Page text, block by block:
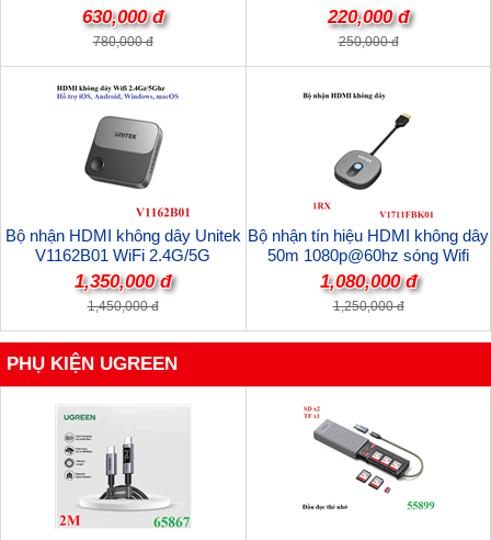
Bluetooth v5.1 Ugreen
15062/LP586 cao cấp
630,000 đ
780,000 đ
độ 5Gbps Ugreen 70610 cao cấp
(hỗ trợ 10TB)
220,000 đ
250,000 đ
Bộ nhận HDMI không dây Unitek
V1162B01 WiFi 2.4G/5G
4K@60Hz Kết nối Điện Thoại,
LapTop, Máy tính bảng lên Tivi, Hỗ
trợ Airplay, Samsung Dex
1,350,000 đ
1,450,000 đ
Bộ nhận tín hiệu HDMI không dây
50m 1080p@60hz sóng Wifi
Unitek V1711FBK01 cao cấp (1
chiếc nhận)
1,080,000 đ
1,250,000 đ
PHỤ KIỆN UGREEN